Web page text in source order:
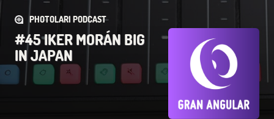
PHOTOLARI PODCAST
#45 IKER MORÁN BIG
IN JAPAN